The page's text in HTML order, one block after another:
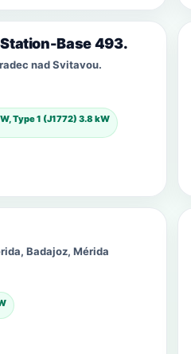
Base 493.
nad Svitavou.
Type 1 (J1772) 3.8 kW
Badajoz, Mérida